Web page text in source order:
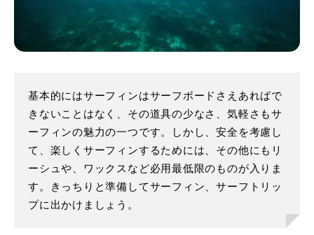
基本的にはサーフィンはサーフボードさえあればで
きないことはなく、その道具の少なさ、気軽さもサ
ーフィンの魅力の一つです。しかし、安全を考慮し
て、楽しくサーフィンするためには、その他にもリ
ーシュや、ワックスなど必用最低限のものが入りま
す。きっちりと準備してサーフィン、サーフトリッ
プに出かけましょう。